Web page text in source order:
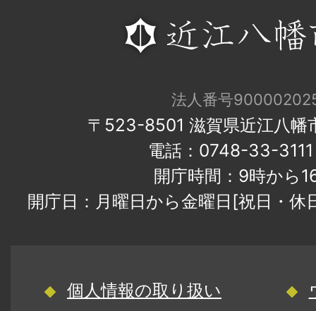
法人番号
〒523-8501 滋賀県近江八幡
電話：0748-33-
開庁時間：9時から
開庁日：月曜日から金曜日[祝日・
個人情報の取り扱い